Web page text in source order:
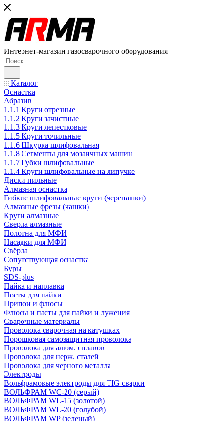
Интернет-магазин газосварочного оборудования
Каталог
Оснастка
Абразив
1.1.1 Круги отрезные
1.1.2 Круги зачистные
1.1.3 Круги лепестковые
1.1.5 Круги точильные
1.1.6 Шкурка шлифовальная
1.1.8 Сегменты для мозаичных машин
1.1.7 Губки шлифовальные
1.1.4 Круги шлифовальные на липучке
Диски пильные
Алмазная оснастка
Гибкие шлифовальные круги (черепашки)
Алмазные фрезы (чашки)
Круги алмазные
Сверла алмазные
Полотна для МФИ
Насадки для МФИ
Свёрла
Сопутствующая оснастка
Буры
SDS-plus
Пайка и наплавка
Посты для пайки
Припои и флюсы
Флюсы и пасты для пайки и лужения
Сварочные материалы
Проволока сварочная на катушках
Порошковая самозащитная проволока
Проволока для алюм. сплавов
Проволока для нерж. сталей
Проволока для черного металла
Электроды
Вольфрамовые электроды для TIG сварки
ВОЛЬФРАМ WC-20 (серый)
ВОЛЬФРАМ WL-15 (золотой)
ВОЛЬФРАМ WL-20 (голубой)
ВОЛЬФРАМ WP (зеленый)